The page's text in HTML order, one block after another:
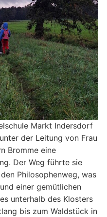
Markt Indersdorf
der Leitung von Frau
Bromme eine
Der Weg führte sie
Philosophenweg, was
einer gemütlichen
unterhalb des Klosters
bis zum Waldstück in